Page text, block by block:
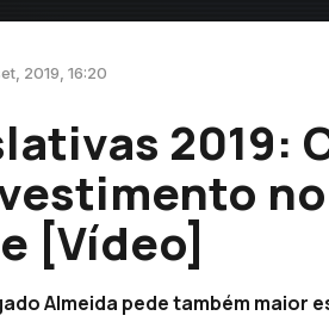
2019, 16:20
2019:
[Vídeo]
Almeida pede também maior